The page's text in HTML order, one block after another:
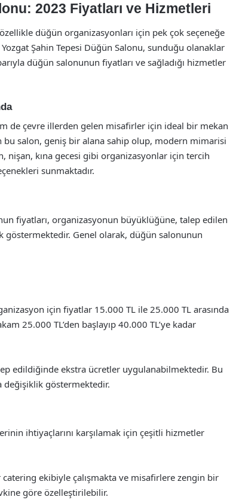
2023 Fiyatları ve Hizmetleri
düğün organizasyonları için pek çok seçeneğe
Şahin Tepesi Düğün Salonu, sunduğu olanaklar
düğün salonunun fiyatları ve sağladığı hizmetler
de çevre illerden gelen misafirler için ideal bir mekan
salon, geniş bir alana sahip olup, modern mimarisi
nişan, kına gecesi gibi organizasyonlar için tercih
sunmaktadır.
fiyatları, organizasyonun büyüklüğüne, talep edilen
Genel olarak, düğün salonunun
için fiyatlar 15.000 TL ile 25.000 TL arasında
25.000 TL’den başlayıp 40.000 TL’ye kadar
edildiğinde ekstra ücretler uygulanabilmektedir. Bu
değişiklik göstermektedir.
ihtiyaçlarını karşılamak için çeşitli hizmetler
ekibiyle çalışmakta ve misafirlere zengin bir
göre özelleştirilebilir.